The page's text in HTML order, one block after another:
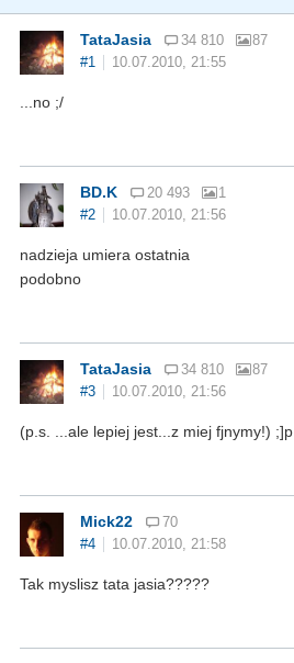
TataJasia 34 810
87
#1
10.07.2010, 21:55
...no ;/
BD.K 20 493
1
#2
10.07.2010, 21:56
nadzieja umiera ostatnia
podobno
TataJasia 34 810
87
#3
10.07.2010, 21:56
(p.s. ...ale lepiej jest...z miej fjnymy!) ;]p
Mick22
70
#4
10.07.2010, 21:58
Tak myslisz tata jasia?????